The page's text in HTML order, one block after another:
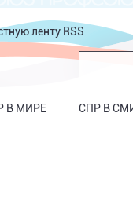
ленту RSS
В МИРЕ СПР В